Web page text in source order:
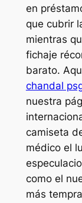
en
que cubrir
mientras
fichaje
barato.
chandal
nuestra
camiseta
médico el
como el
más